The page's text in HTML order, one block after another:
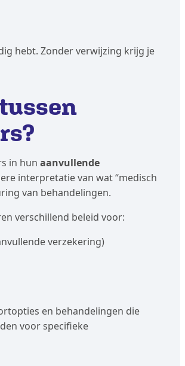
hebt. Zonder verwijzing krijg je
in hunaanvullende
interpretatie van wat “medisch
van behandelingen.
verschillend beleid voor:
verzekering)
en behandelingen die
voor specifieke